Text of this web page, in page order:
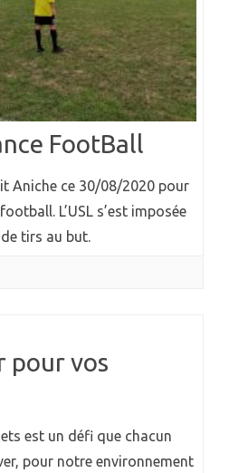
FootBall
Aniche ce 30/08/2020 pour
L’USL s’est imposée
de tirs au but.
pour vos
est un défi que chacun
pour notre environnement